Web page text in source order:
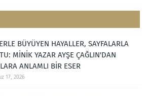
BÜYÜYEN HAYALLER, SAYFALARLA
MİNİK YAZAR AYŞE ÇAĞLIN'DAN
ANLAMLI BİR ESER
17, 2026